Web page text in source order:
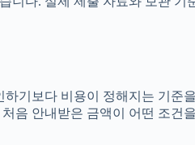
기보다 비용이 정해지는 기준
음 안내받은 금액이 어떤 조건